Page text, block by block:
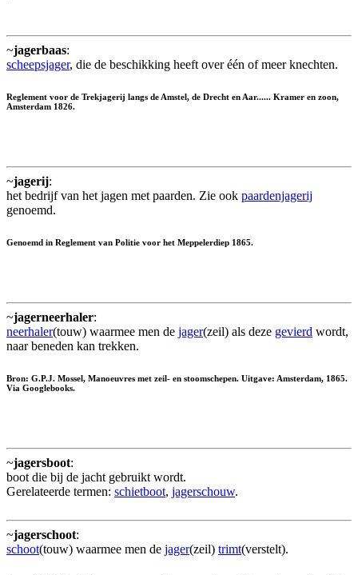
~jagerbaas:
scheepsjager, die de beschikking heeft over één of meer knechten.
Reglement voor de Trekjagerij langs de Amstel, de Drecht en Aar...... Kramer en zoon,
Amsterdam 1826.
~jagerij:
het bedrijf van het jagen met paarden. Zie ook paardenjagerij
genoemd.
Genoemd in Reglement van Politie voor het Meppelerdiep 1865.
~jagerneerhaler:
neerhaler(touw) waarmee men de jager(zeil) als deze gevierd wordt,
naar beneden kan trekken.
Bron: G.P.J. Mossel, Manoeuvres met zeil- en stoomschepen. Uitgave: Amsterdam, 1865.
Via Googlebooks.
~jagersboot:
boot die bij de jacht gebruikt wordt.
Gerelateerde termen: schietboot, jagerschouw.
~jagerschoot:
schoot(touw) waarmee men de jager(zeil) trimt(verstelt).